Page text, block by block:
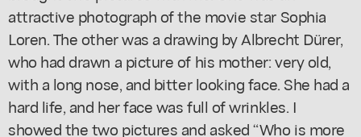
attractive photograph of the movie star Sophia
Loren. The other was a drawing by Albrecht Dürer,
who had drawn a picture of his mother: very old,
with a long nose, and bitter looking face. She had a
hard life, and her face was full of wrinkles. I
showed the two pictures and asked “Who is more